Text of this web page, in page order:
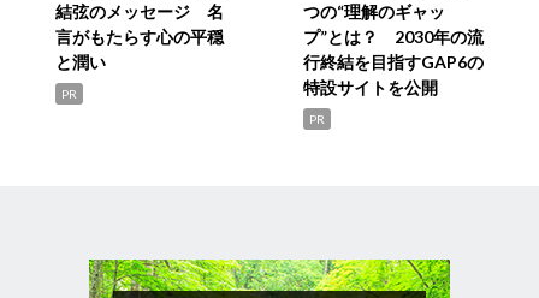
結弦のメッセージ 名
言がもたらす心の平穏
と潤い
PR
つの“理解のギャッ
プ”とは？ 2030年の流
行終結を目指すGAP6の
特設サイトを公開
PR